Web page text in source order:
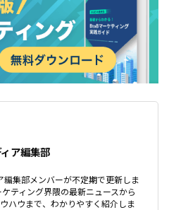
ア編集部
編集部メンバーが不定期で更新しま
ティング界隈の最新ニュースから
ハウまで、わかりやすく紹介しま